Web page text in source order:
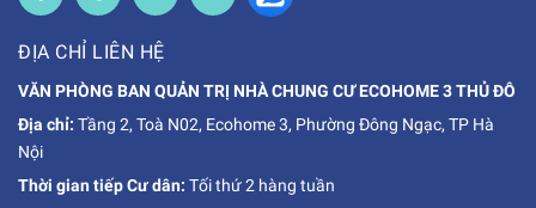
ĐỊA CHỈ LIÊN HỆ
VĂN PHÒNG BAN QUẢN TRỊ NHÀ CHUNG CƯ ECOHOME 3 THỦ ĐÔ
Địa chỉ: Tầng 2, Toà N02, Ecohome 3, Phường Đông Ngạc, TP Hà
Nội
Thời gian tiếp Cư dân: Tối thứ 2 hàng tuần